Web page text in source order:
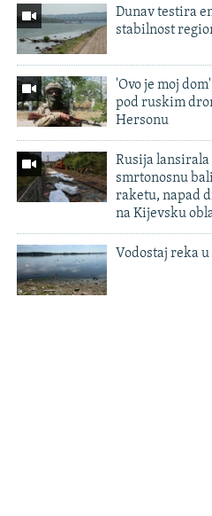
Dunav testira
stabilnost
'Ovo je moj
pod ruskim
Hersonu
Rusija lansirala
smrtonosnu
raketu, napad
na Kijevsku
Vodostaj reka